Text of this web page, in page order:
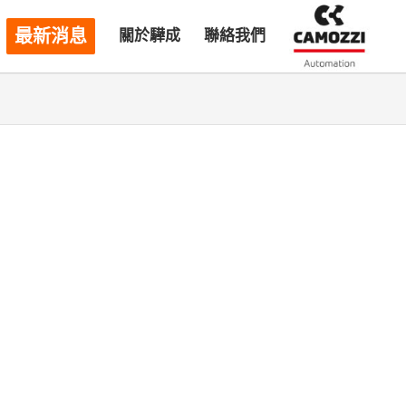
最新消息 關於驊成 聯絡我們